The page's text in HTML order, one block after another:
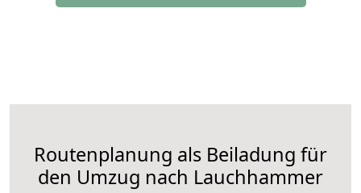
Routenplanung als Beiladung für
den Umzug nach Lauchhammer